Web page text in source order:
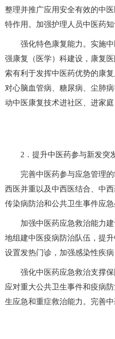
整理并推广应用安全有效的中
特作用。加强护理人员中医药
强化特色康复能力。实施
强康复（医学）科建设，康复
索有利于发挥中医药优势的康
对心脑血管病、糖尿病、尘肺
动中医康复技术进社区、进家庭
2．提升中医药参与新发突
完善中医药参与应急管理
西医并重以及中西医结合、中
传染病防治和公共卫生事件应急
加强中医药应急救治能力
地组建中医疫病防治队伍，提
设置发热门诊，加强感染性疾
强化中医药应急救治支撑
应对重大公共卫生事件和疫病
生应急和重症救治能力。完善